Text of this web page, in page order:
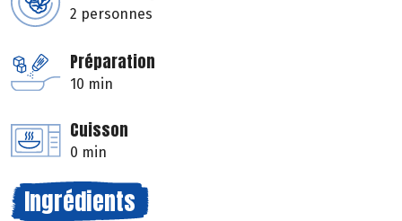
2 personnes
Préparation
10 min
Cuisson
0 min
Ingrédients